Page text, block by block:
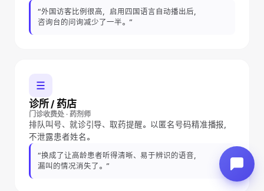
“外国访客比例很高，启用四国语言自动播出后，
咨询台的问询减少了一半。”
诊所 / 药店
门诊收费处 · 药剂师
排队叫号、就诊引导、取药提醒。以匿名号码精准播报，
不泄露患者姓名。
“换成了让高龄患者听得清晰、易于辨识的语音，
漏叫的情况消失了。”